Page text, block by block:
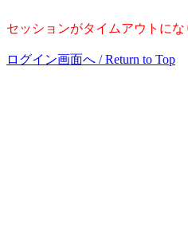
セッションがタイムアウトに
ログイン画面へ / Return to Top